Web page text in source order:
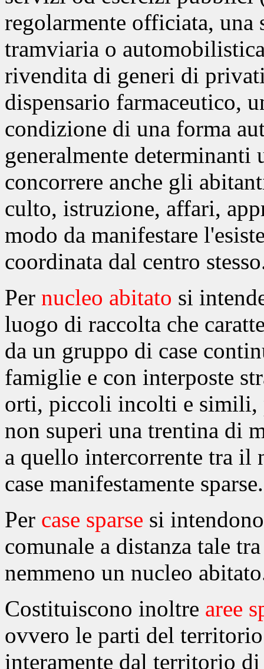
regolarmente officiata, una
tramviaria o
rivendita di generi di
dispensario farmaceutico,
condizione di una forma
generalmente
concorrere anche gli
culto, istruzione, affari,
modo da manifestare
coordinata dal centro
Per nucleo abitato si
luogo di raccolta che
da un gruppo di case
famiglie e con interposte
orti, piccoli incolti e simili,
non superi una trentina di
a quello intercorrente tra il
case manifestamente sparse.
Per case sparse si
comunale a distanza tale
nemmeno un nucleo
Costituiscono inoltre aree
ovvero le parti del
interamente dal territorio